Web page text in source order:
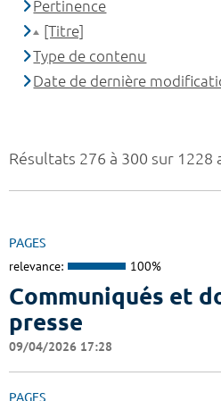
Résultats 276 à 300 sur 1228
PAGES
relevance: 100%
Communiqués et
presse
09/04/2026 17:28
PAGES
Pertinence
[Titre]
Type de contenu
Date de dernière